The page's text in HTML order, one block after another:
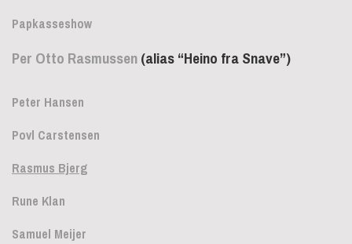
Papkasseshow
Per Otto Rasmussen(alias “Heino fra Snave”)
Peter Hansen
Povl Carstensen
Rasmus Bjerg
Rune Klan
Samuel Meijer